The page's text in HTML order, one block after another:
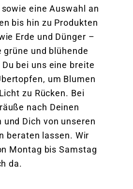
eine Auswahl an
bis hin zu Produkten
Erde und Dünger –
und blühende
bei uns eine breite
um Blumen
zu Rücken. Bei
nach Deinen
Dich von unseren
beraten lassen. Wir
Montag bis Samstag
da.